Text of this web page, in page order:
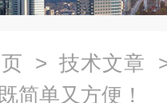
> 技术文章
简单又方便！